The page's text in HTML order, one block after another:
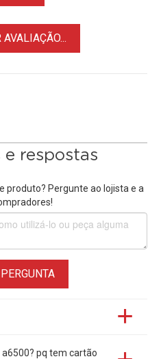
AVALIAÇÃO...
e respostas
produto? Pergunte ao lojista e a
pq tem cartão